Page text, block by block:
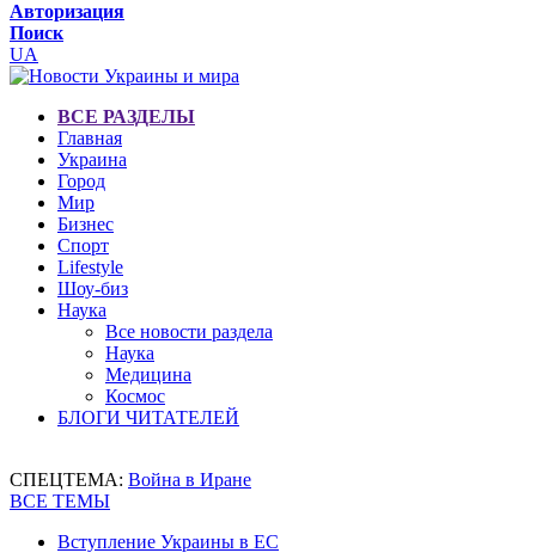
Авторизация
Поиск
UA
ВСЕ РАЗДЕЛЫ
Главная
Украина
Город
Мир
Бизнес
Спорт
Lifestyle
Шоу-биз
Наука
Все новости раздела
Наука
Медицина
Космос
БЛОГИ ЧИТАТЕЛЕЙ
СПЕЦТЕМА: Война в Иране
ВСЕ ТЕМЫ
Вступление Украины в ЕС